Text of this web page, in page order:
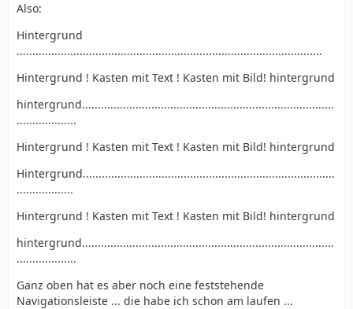
Also:
Hintergrund
.................................................................................................
Hintergrund ! Kasten mit Text ! Kasten mit Bild! hintergrund
hintergrund................................................................................
...................
Hintergrund ! Kasten mit Text ! Kasten mit Bild! hintergrund
Hintergrund................................................................................
..................
Hintergrund ! Kasten mit Text ! Kasten mit Bild! hintergrund
hintergrund................................................................................
...................
Ganz oben hat es aber noch eine feststehende
Navigationsleiste ... die habe ich schon am laufen ...